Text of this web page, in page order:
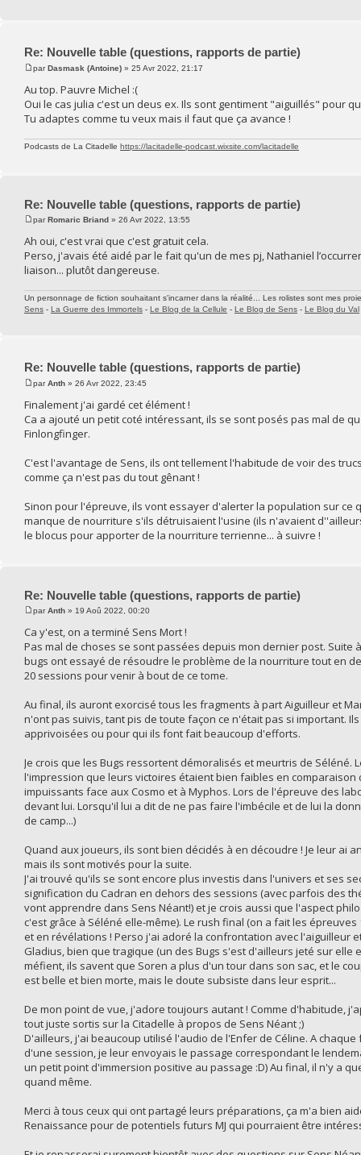
Re: Nouvelle table (questions, rapports de partie)
parDasmask (Antoine) » 25 Avr 2022, 21:17
Au top. Pauvre Michel :(
Oui le cas julia c'est un deus ex. Ils sont gentiment "aiguillés" pour
Tu adaptes comme tu veux mais il faut que ça avance !
Podcasts de La Citadelle https://lacitadelle-podcast.wixsite.com/lacitadelle
Re: Nouvelle table (questions, rapports de partie)
parRomaric Briand » 26 Avr 2022, 13:55
Ah oui, c'est vrai que c'est gratuit cela.
Perso, j'avais été aidé par le fait qu'un de mes pj, Nathaniel
liaison... plutôt dangereuse.
Un personnage de fiction souhaitant s'incarner dans la réalité... Les rolistes sont mes
Sens - La Guerre des Immortels - Le Blog de la Cellule - Le Blog de Sens - Le Blog du Val
Re: Nouvelle table (questions, rapports de partie)
parAnth » 26 Avr 2022, 23:45
Finalement j'ai gardé cet élément !
Ca a ajouté un petit coté intéressant, ils se sont posés pas mal de
Finlongfinger.
C'est l'avantage de Sens, ils ont tellement l'habitude de voir des
comme ça n'est pas du tout gênant !
Sinon pour l'épreuve, ils vont essayer d'alerter la population sur ce
manque de nourriture s'ils détruisaient l'usine (ils n'avaient
le blocus pour apporter de la nourriture terrienne... à suivre !
Re: Nouvelle table (questions, rapports de partie)
parAnth » 19 Aoû 2022, 00:20
Ca y'est, on a terminé Sens Mort !
Pas mal de choses se sont passées depuis mon dernier post.
bugs ont essayé de résoudre le problème de la nourriture tout en
20 sessions pour venir à bout de ce tome.
Au final, ils auront exorcisé tous les fragments à part Aiguilleur et
n'ont pas suivis, tant pis de toute façon ce n'était pas si important.
apprivoisées ou pour qui ils font fait beaucoup d'efforts.
Je crois que les Bugs ressortent démoralisés et meurtris de
l'impression que leurs victoires étaient bien faibles en
impuissants face aux Cosmo et à Myphos. Lors de l'épreuve des
devant lui. Lorsqu'il lui a dit de ne pas faire l'imbécile et de lui la
de camp...)
Quand aux joueurs, ils sont bien décidés à en découdre ! Je leur
mais ils sont motivés pour la suite.
J'ai trouvé qu'ils se sont encore plus investis dans l'univers et ses
signification du Cadran en dehors des sessions (avec parfois des
vont apprendre dans Sens Néant!) et je crois aussi que l'aspect
c'est grâce à Séléné elle-même). Le rush final (on a fait les
et en révélations ! Perso j'ai adoré la confrontation avec l'aiguilleur
Gladius, bien que tragique (un des Bugs s'est d'ailleurs jeté sur elle
méfient, ils savent que Soren a plus d'un tour dans son sac, et le
est belle et bien morte, mais le doute subsiste dans leur esprit...
De mon point de vue, j'adore toujours autant ! Comme d'habitude,
tout juste sortis sur la Citadelle à propos de Sens Néant ;)
D'ailleurs, j'ai beaucoup utilisé l'audio de l'Enfer de Céline. A
d'une session, je leur envoyais le passage correspondant le
un petit point d'immersion positive au passage :D) Au final, il n'y a
quand même.
Merci à tous ceux qui ont partagé leurs préparations, ça m'a bien
Renaissance pour de potentiels futurs MJ qui pourraient être